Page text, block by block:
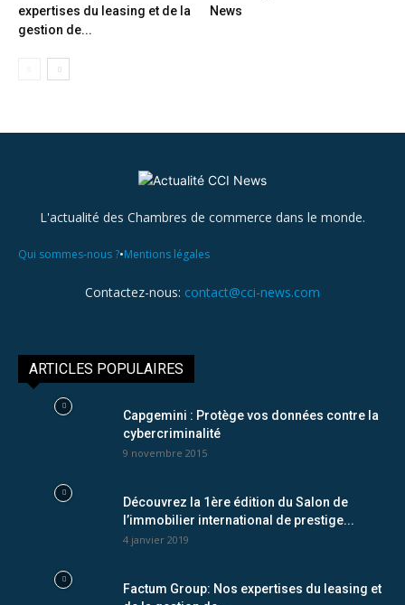
expertises du leasing et de la
gestion de...
News
L'actualité des Chambres de commerce dans le monde.
Qui sommes-nous ?•Mentions légales
Contactez-nous: contact@cci-news.com
ARTICLES POPULAIRES
Capgemini : Protège vos données contre la
cybercriminalité
9 novembre 2015
Découvrez la 1ère édition du Salon de
l’immobilier international de prestige...
4 janvier 2019
Factum Group: Nos expertises du leasing et